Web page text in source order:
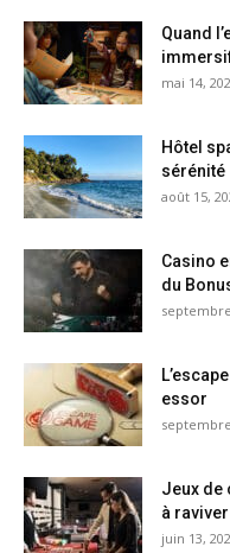
Quand
mai 14,
Hôtel
sérénité
août 15,
Casino
du
essor
Jeux de
à
juin 13,